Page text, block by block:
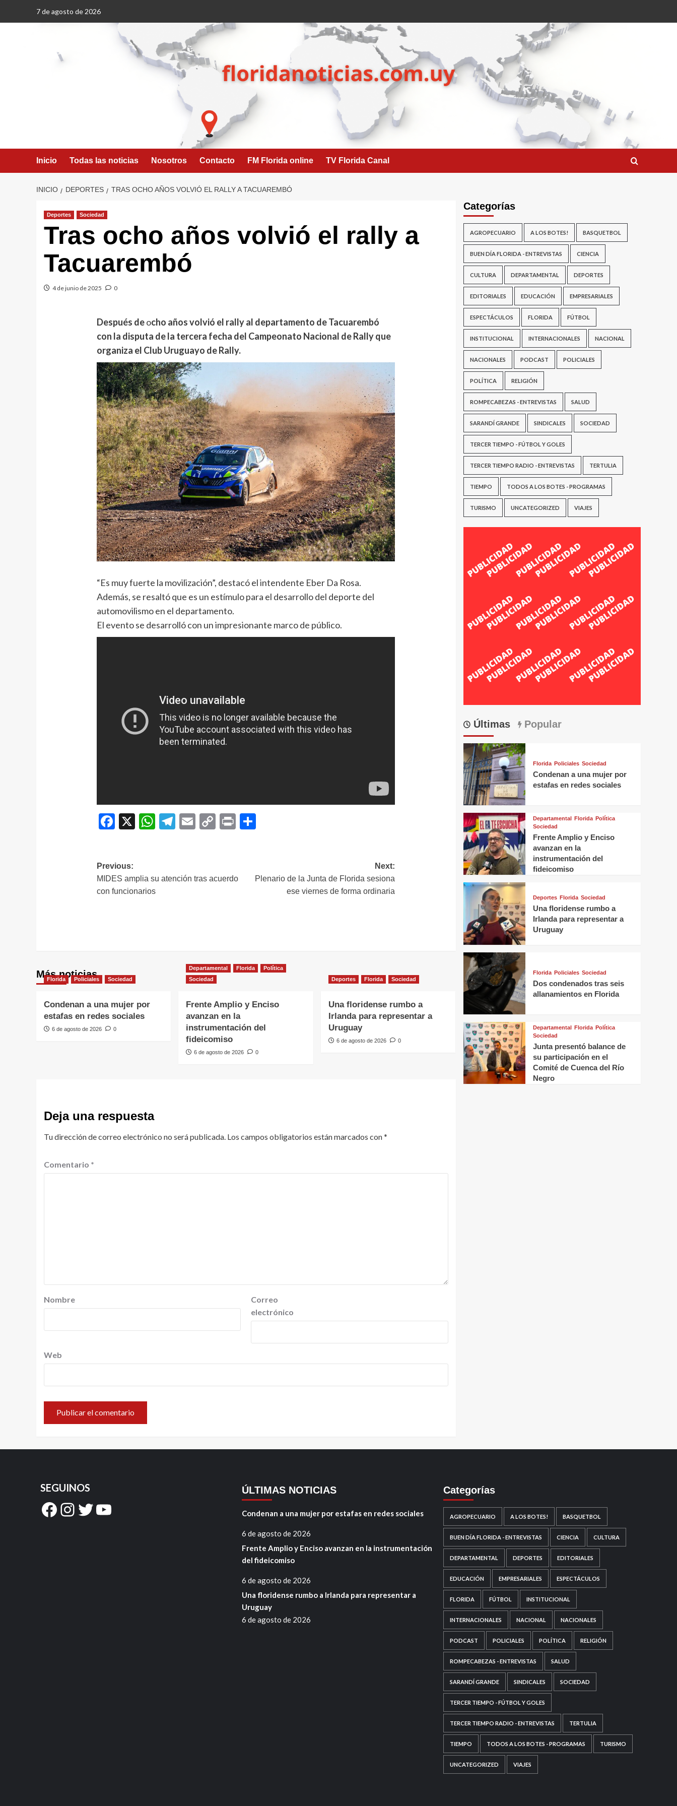
7 de agosto de 2026
Inicio Todas las noticias Nosotros Contacto FM Florida online TV Florida Canal
INICIO DEPORTES TRAS OCHO AÑOS VOLVIÓ EL RALLY A TACUAREMBÓ
Deportes Sociedad
Tras ocho años volvió el rally a
Tacuarembó
4 de junio de 2025 0
Después deocho años volvió el rally al departamento de Tacuarembó
con la disputa de la tercera fecha del Campeonato Nacional de Rally que
organiza el Club Uruguayo de Rally.
“Es muy fuerte la movilización”, destacó el intendente Eber Da Rosa.
Además, se resaltó que es un estímulo para el desarrollo del deporte del
automovilismo en el departamento.
El evento se desarrolló con un impresionante marco de público.
Facebook
X WhatsApp
Telegram
EmailCopyPrint
Navegación
de
Previous:
MIDES amplia su atención tras acuerdo
con funcionarios
Next:
Plenario de la Junta de Florida sesiona
ese viernes de forma ordinaria
Más noticias
Florida Policiales Sociedad
Condenan a una mujer por
estafas en redes sociales
6 de agosto de 2026 0
Departamental Florida
Política
Sociedad
Frente Amplio y Enciso
avanzan en la
instrumentación del
fideicomiso
6 de agosto de 2026 0
Deportes Florida Sociedad
Una floridense rumbo a
Irlanda para representar a
Uruguay
6 de agosto de 2026 0
Deja una respuesta
Tu dirección de correo electrónico no será publicada. Los campos obligatorios están marcados con*
Comentario *
Nombre
Correo
electrónico
Web
Categorías
AGROPECUARIO A LOS BOTES! BASQUETBOL
BUEN DÍA FLORIDA - ENTREVISTAS CIENCIA
CULTURA DEPARTAMENTAL DEPORTES
EDITORIALES EDUCACIÓN EMPRESARIALES
ESPECTÁCULOS FLORIDA FÚTBOL
INSTITUCIONAL INTERNACIONALES NACIONAL
NACIONALES PODCAST POLICIALES
POLÍTICA RELIGIÓN
ROMPECABEZAS - ENTREVISTAS SALUD
SARANDÍ GRANDE SINDICALES SOCIEDAD
TERCER TIEMPO - FÚTBOL Y GOLES
TERCER TIEMPO RADIO - ENTREVISTAS TERTULIA
TIEMPO TODOS A LOS BOTES - PROGRAMAS
TURISMO UNCATEGORIZED VIAJES
Últimas Popular
Florida Policiales Sociedad
Condenan a una mujer por
estafas en redes sociales
Departamental Florida Política
Sociedad
Frente Amplio y Enciso
avanzan en la
instrumentación del
fideicomiso
Deportes Florida Sociedad
Una floridense rumbo a
Irlanda para representar a
Uruguay
Florida Policiales Sociedad
Dos condenados tras seis
allanamientos en Florida
Departamental Florida Política
Sociedad
Junta presentó balance de
su participación en el
Comité de Cuenca del Río
Negro
SEGUINOS
Facebook
Instagram
Twitter
YouTube
ÚLTIMAS NOTICIAS
Condenan a una mujer por estafas en redes sociales
6 de agosto de 2026
Frente Amplio y Enciso avanzan en la instrumentación
del fideicomiso
6 de agosto de 2026
Una floridense rumbo a Irlanda para representar a
Uruguay
6 de agosto de 2026
Categorías
AGROPECUARIO A LOS BOTES! BASQUETBOL
BUEN DÍA FLORIDA - ENTREVISTAS CIENCIA CULTURA
DEPARTAMENTAL DEPORTES EDITORIALES
EDUCACIÓN EMPRESARIALES ESPECTÁCULOS
FLORIDA FÚTBOL INSTITUCIONAL
INTERNACIONALES NACIONAL NACIONALES
PODCAST POLICIALES POLÍTICA RELIGIÓN
ROMPECABEZAS - ENTREVISTAS SALUD
SARANDÍ GRANDE SINDICALES SOCIEDAD
TERCER TIEMPO - FÚTBOL Y GOLES
TERCER TIEMPO RADIO - ENTREVISTAS TERTULIA
TIEMPO TODOS A LOS BOTES - PROGRAMAS TURISMO
UNCATEGORIZED VIAJES